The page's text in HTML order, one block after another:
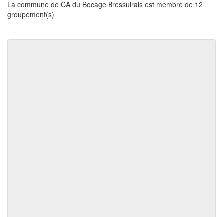
La commune de CA du Bocage Bressuirais est membre de 12
groupement(s)